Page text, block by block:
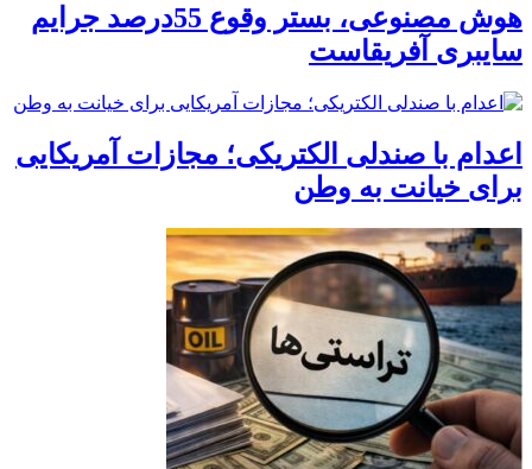
هوش مصنوعی، بستر وقوع 55درصد جرایم
سایبری آفریقاست
اعدام با صندلی الکتریکی؛ مجازات آمریکایی
برای خیانت به وطن